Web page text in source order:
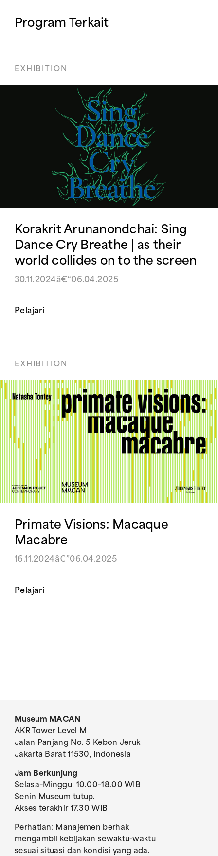
Program Terkait
EXHIBITION
Korakrit Arunanondchai: Sing
Dance Cry Breathe | as their
world collides on to the screen
30.11.2024â€“06.04.2025
Pelajari
EXHIBITION
Primate Visions: Macaque
Macabre
16.11.2024â€”06.04.2025
Pelajari
Museum MACAN
AKR Tower Level M
Jalan Panjang No. 5 Kebon Jeruk
Jakarta Barat 11530, Indonesia
Jam Berkunjung
Selasa–Minggu: 10.00–18.00 WIB
Senin Museum tutup.
Akses terakhir 17.30 WIB
Perhatian: Manajemen berhak
mengambil kebijakan sewaktu-waktu
sesuai situasi dan kondisi yang ada.